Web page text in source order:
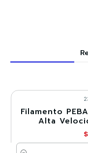
-30%
Filamento
Alta